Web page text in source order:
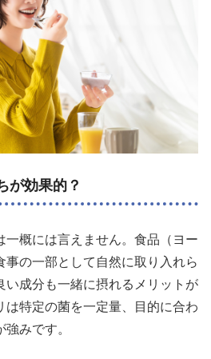
が効果的？
一概には言えません。食品（ヨー
事の一部として自然に取り入れら
い成分も一緒に摂れるメリットが
は特定の菌を一定量、目的に合わ
みです。